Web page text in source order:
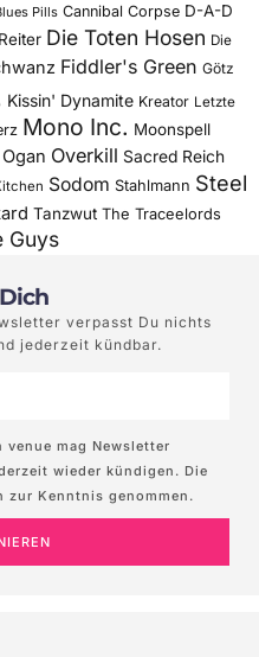
Pills Cannibal Corpse D-A-D
Die Toten Hosen Die
Fiddler's Green Götz
Kissin' Dynamite Kreator Letzte
Mono Inc. Moonspell
Overkill Sacred Reich
Sodom Stahlmann Steel
Tanzwut The Traceelords
Guys
verpasst Du nichts
jederzeit kündbar.
mag Newsletter
wieder kündigen. Die
zur Kenntnis genommen.